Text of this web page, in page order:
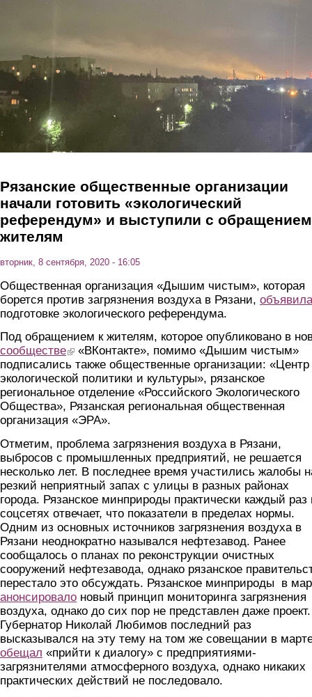
Рязанские общественные организации
начали готовить «экологический
референдум» и выступили с
жителям
вторник, 8 сентября, 2020 - 16:05
Общественная организация «Дышим чистым», которая
борется против загрязнения воздуха в Рязани, объявила
подготовке экологического референдума.
Под обращением к жителям, которое опубликовано в
сообществе(link is external)
«ВКонтакте», помимо «Дышим чистым»
подписались также общественные организации: «Центр
экологической политики и культуры», рязанское
региональное отделение «Российского Экологического
Общества», Рязанская региональная общественная
организация «ЭРА».
Отметим, проблема загрязнения воздуха в Рязани,
выбросов с промышленных предприятий, не решается
несколько лет. В последнее время участились жалобы
резкий неприятный запах с улицы в разных районах
города. Рязанское минприроды практически каждый раз
соцсетях отвечает, что показатели в пределах нормы.
Одним из основных источников загрязнения воздуха в
Рязани неоднократно назывался нефтезавод. Ранее
сообщалось о планах по реконструкции очистных
сооружений нефтезавода, однако рязанское
перестало это обсуждать. Рязанское минприроды в
анонсировало новый принцип мониторинга загрязнения
воздуха, однако до сих пор не представлен даже проект.
Губернатор Николай Любимов последний раз
высказывался на эту тему на том же совещании в
обещал «прийти к диалогу» с предприятиями-
загрязнителями атмосферного воздуха, однако никаких
практических действий не последовало.